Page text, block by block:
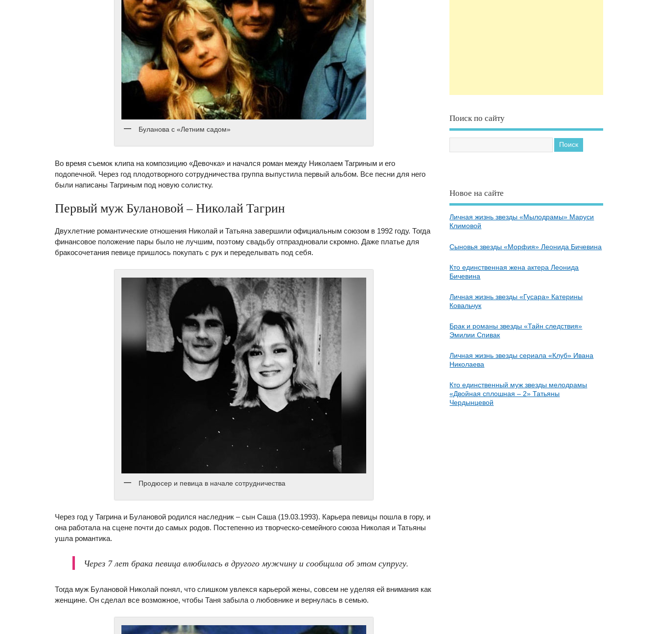
Буланова с «Летним садом»
Во время съемок клипа на композицию «Девочка» и начался роман между Николаем Тагриным и его
подопечной. Через год плодотворного сотрудничества группа выпустила первый альбом. Все песни для него
были написаны Тагриным под новую солистку.
Первый муж Булановой – Николай Тагрин
Двухлетние романтические отношения Николай и Татьяна завершили официальным союзом в 1992 году. Тогда
финансовое положение пары было не лучшим, поэтому свадьбу отпраздновали скромно. Даже платье для
бракосочетания певице пришлось покупать с рук и переделывать под себя.
Продюсер и певица в начале сотрудничества
Через год у Тагрина и Булановой родился наследник – сын Саша (19.03.1993). Карьера певицы пошла в гору, и
она работала на сцене почти до самых родов. Постепенно из творческо-семейного союза Николая и Татьяны
ушла романтика.
Через 7 лет брака певица влюбилась в другого мужчину и сообщила об этом супругу.
Тогда муж Булановой Николай понял, что слишком увлекся карьерой жены, совсем не уделяя ей внимания как
женщине. Он сделал все возможное, чтобы Таня забыла о любовнике и вернулась в семью.
Поиск по сайту
Новое на сайте
Личная жизнь звезды «Мылодрамы» Маруси
Климовой
Сыновья звезды «Морфия» Леонида Бичевина
Кто единственная жена актера Леонида
Бичевина
Личная жизнь звезды «Гусара» Катерины
Ковальчук
Брак и романы звезды «Тайн следствия»
Эмилии Спивак
Личная жизнь звезды сериала «Клуб» Ивана
Николаева
Кто единственный муж звезды мелодрамы
«Двойная сплошная – 2» Татьяны
Чердынцевой